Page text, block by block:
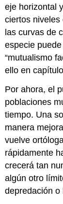
eje horizontal
ciertos
las curvas de
especie
“mutualismo
ello en
Por ahora, el
poblaciones
tiempo. Una
manera
vuelve
rápidamente
crecerá tan
algún otro
depredación o